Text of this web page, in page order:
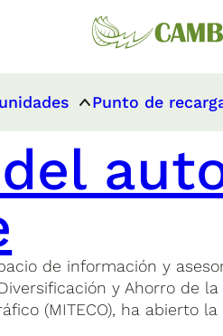
Punto de
de información y
y Ahorro de
(MITECO), ha abierto